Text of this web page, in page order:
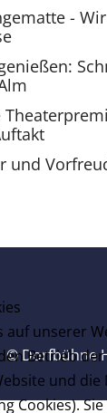
-
und
© Dorfbühne
auf unserer
Betrieb
und
Cookies).